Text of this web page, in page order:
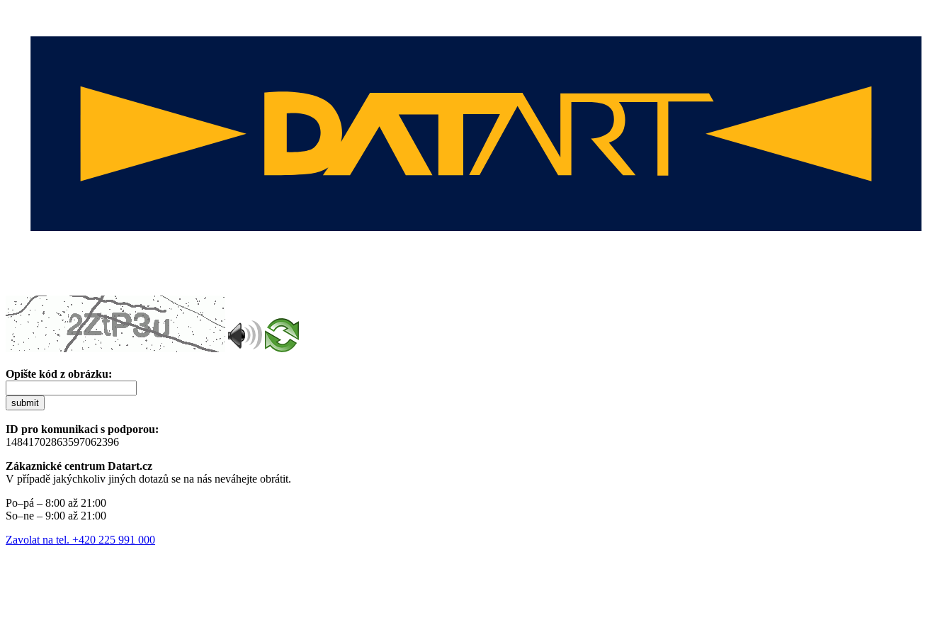
Opište kód z obrázku:
submit
ID pro komunikaci s podporou:
14841702863597062396
Zákaznické centrum Datart.cz
V případě jakýchkoliv jiných dotazů se na nás neváhejte obrátit.
Po–pá – 8:00 až 21:00
So–ne – 9:00 až 21:00
Zavolat na tel. +420 225 991 000